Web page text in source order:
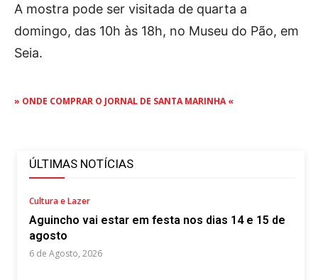
A mostra pode ser visitada de quarta a
domingo, das 10h às 18h, no Museu do Pão, em
Seia.
» ONDE COMPRAR O JORNAL DE SANTA MARINHA «
ÚLTIMAS NOTÍCIAS
Cultura e Lazer
Aguincho vai estar em festa nos dias 14 e 15 de
agosto
6 de Agosto, 2026